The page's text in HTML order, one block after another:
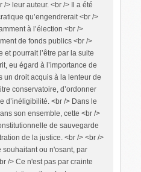
> leur auteur. <br /> Il a été
qu’engendrerait <br />
à l’élection <br />
de fonds publics <br />
pourrait l’être par la suite
eu égard à l’importance de
un droit acquis à la lenteur de
conservatoire, d’ordonner
d’inéligibilité. <br /> Dans le
son ensemble, cette <br />
de sauvegarde
de la justice. <br /> <br />
ou n'osant, par
/> Ce n'est pas par crainte